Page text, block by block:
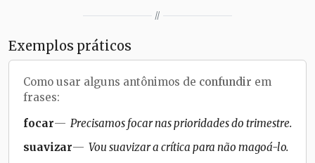
//
Exemplos práticos
Como usar alguns antônimos de confundir em
frases:
focar
Precisamos focar nas prioridades do trimestre.
suavizar
Vou suavizar a crítica para não magoá-lo.